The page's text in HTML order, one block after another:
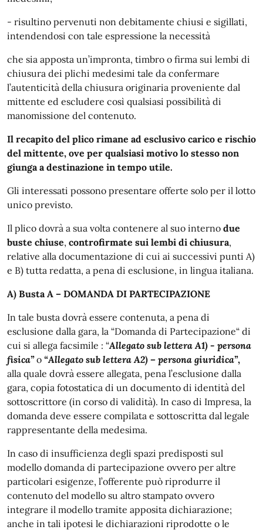
- risultino pervenuti non debitamente chiusi e sigillati,
intendendosi con tale espressione la necessità
che sia apposta un’impronta, timbro o firma sui lembi di
chiusura dei plichi medesimi tale da confermare
l’autenticità della chiusura originaria proveniente dal
mittente ed escludere così qualsiasi possibilità di
manomissione del contenuto.
Il recapito del plico rimane ad esclusivo carico e rischio
del mittente, ove per qualsiasi motivo lo stesso non
giunga a destinazione in tempo utile.
Gli interessati possono presentare offerte solo per il lotto
unico previsto.
Il plico dovrà a sua volta contenere al suo interno due
buste chiuse, controfirmate sui lembi di chiusura,
relative alla documentazione di cui ai successivi punti A)
e B) tutta redatta, a pena di esclusione, in lingua italiana.
A) Busta A – DOMANDA DI PARTECIPAZIONE
In tale busta dovrà essere contenuta, a pena di
esclusione dalla gara, la “Domanda di Partecipazione“ di
cui si allega facsimile : “Allegato sub lettera A1) - persona
fisica”o “Allegato sub lettera A2) – persona giuridica”,
alla quale dovrà essere allegata, pena l’esclusione dalla
gara, copia fotostatica di un documento di identità del
sottoscrittore (in corso di validità). In caso di Impresa, la
domanda deve essere compilata e sottoscritta dal legale
rappresentante della medesima.
In caso di insufficienza degli spazi predisposti sul
modello domanda di partecipazione ovvero per altre
particolari esigenze, l’offerente può riprodurre il
contenuto del modello su altro stampato ovvero
integrare il modello tramite apposita dichiarazione;
anche in tali ipotesi le dichiarazioni riprodotte o le